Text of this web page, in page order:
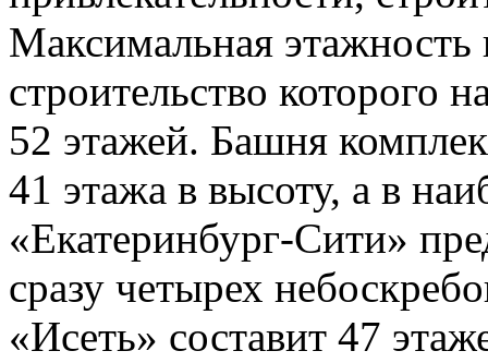
Максимальная
строительство которого
52 этажей. Башня
41 этажа в высоту, а в
«Екатеринбург-Сити»
сразу четырех
«Исеть» составит 47